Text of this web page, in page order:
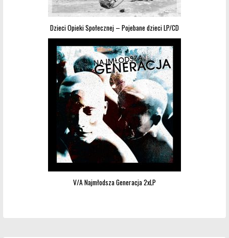
Dzieci Opieki Społecznej – Pojebane dzieci LP/CD
V/A Najmłodsza Generacja 2xLP